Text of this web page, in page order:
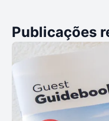
Publicações